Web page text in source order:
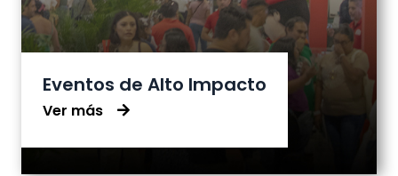
Eventos de Alto Impacto
Ver más